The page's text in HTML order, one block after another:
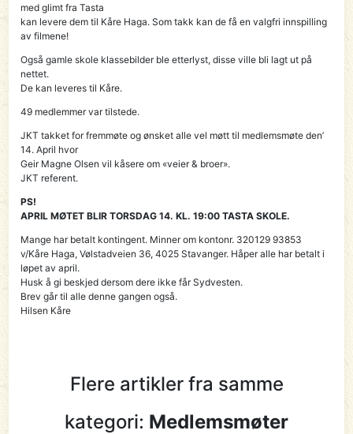
med glimt fra Tasta
kan levere dem til Kåre Haga. Som takk kan de få en valgfri innspilling
av filmene!
Også gamle skole klassebilder ble etterlyst, disse ville bli lagt ut på
nettet.
De kan leveres til Kåre.
49 medlemmer var tilstede.
JKT takket for fremmøte og ønsket alle vel møtt til medlemsmøte den’
14. April hvor
Geir Magne Olsen vil kåsere om «veier & broer».
JKT referent.
PS!
APRIL MØTET BLIR TORSDAG 14. KL. 19:00 TASTA SKOLE.
Mange har betalt kontingent. Minner om kontonr. 320129 93853
v/Kåre Haga, Vølstadveien 36, 4025 Stavanger. Håper alle har betalt i
løpet av april.
Husk å gi beskjed dersom dere ikke får Sydvesten.
Brev går til alle denne gangen også.
Hilsen Kåre
Flere artikler fra samme
kategori: Medlemsmøter